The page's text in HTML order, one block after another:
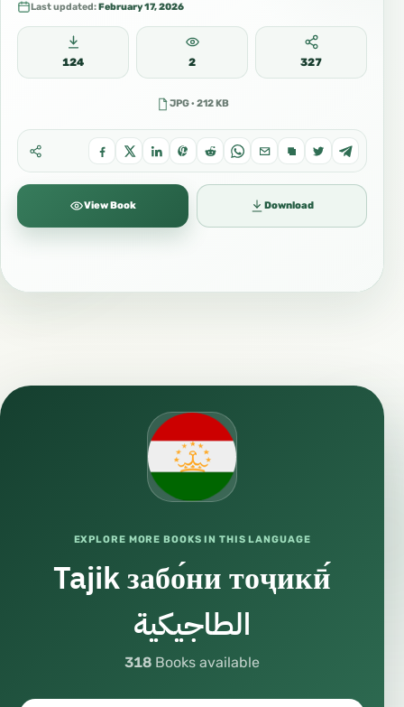
Last updated:February 17, 2026
124 2 327
JPG · 212 KB
View Book Download
EXPLORE MORE BOOKS IN THIS LANGUAGE
Tajik забо́ни тоҷикӣ́
الطاجيكية
318 Books available